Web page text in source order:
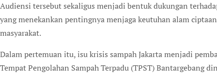
Audiensi tersebut sekaligus menjadi bentuk dukungan
yang menekankan pentingnya menjaga keutuhan alam
masyarakat.
Dalam pertemuan itu, isu krisis sampah Jakarta menjadi
Tempat Pengolahan Sampah Terpadu (TPST) Bantargebang